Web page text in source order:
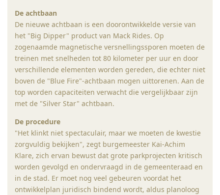
De achtbaan
De nieuwe achtbaan is een doorontwikkelde versie van
het "Big Dipper" product van Mack Rides. Op
zogenaamde magnetische versnellingssporen moeten de
treinen met snelheden tot 80 kilometer per uur en door
verschillende elementen worden gereden, die echter niet
boven de "Blue Fire"-achtbaan mogen uittorenen. Aan de
top worden capaciteiten verwacht die vergelijkbaar zijn
met de "Silver Star" achtbaan.
De procedure
"Het klinkt niet spectaculair, maar we moeten de kwestie
zorgvuldig bekijken", zegt burgemeester Kai-Achim
Klare, zich ervan bewust dat grote parkprojecten kritisch
worden gevolgd en ondervraagd in de gemeenteraad en
in de stad. Er moet nog veel gebeuren voordat het
ontwikkelplan juridisch bindend wordt, aldus planoloog